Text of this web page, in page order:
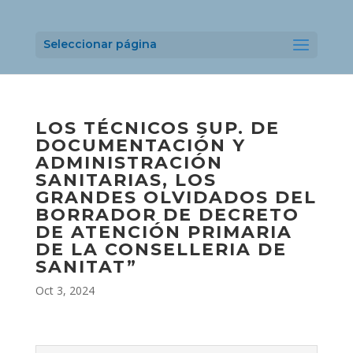
Seleccionar página
LOS TÉCNICOS SUP. DE
DOCUMENTACIÓN Y
ADMINISTRACIÓN
SANITARIAS, LOS
GRANDES OLVIDADOS DEL
BORRADOR DE DECRETO
DE ATENCIÓN PRIMARIA
DE LA CONSELLERIA DE
SANITAT”
Oct 3, 2024